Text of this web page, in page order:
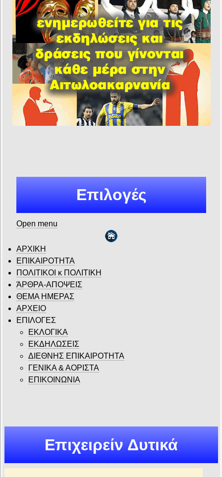
Επιλογές
Open menu
ΑΡΧΙΚΗ
ΕΠΙΚΑΙΡΟΤΗΤΑ
ΠΟΛΙΤΙΚΟΙ κ ΠΟΛΙΤΙΚΗ
ΆΡΘΡΑ-ΑΠΟΨΕΙΣ
ΘΕΜΑ ΗΜΕΡΑΣ
ΑΡΧΕΙΟ
ΕΠΙΛΟΓΕΣ
ΕΚΛΟΓΙΚΑ
ΕΚΔΗΛΩΣΕΙΣ
ΔΙΕΘΝΗΣ ΕΠΙΚΑΙΡΟΤΗΤΑ
ΓΕΝΙΚΑ & ΑΟΡΙΣΤΑ
ΕΠΙΚΟΙΝΩΝΙΑ
Επιχειρείν Δυτικά